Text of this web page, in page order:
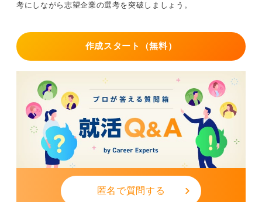
考にしながら志望企業の選考を突破しましょう。
作成スタート（無料）
匿名で質問する